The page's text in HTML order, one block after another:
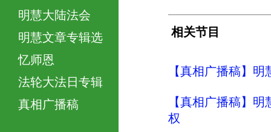
明慧大陆法会
明慧文章专辑选
忆师恩
法轮大法日专辑
真相广播稿
相关节目
【真相广播稿】
【真相广播稿】
权